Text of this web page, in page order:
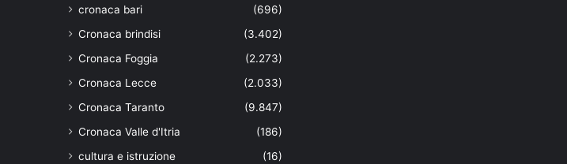
cronaca bari
(696)
Cronaca brindisi
(3.402)
Cronaca Foggia
(2.273)
Cronaca Lecce
(2.033)
Cronaca Taranto
(9.847)
Cronaca Valle d'Itria
(186)
cultura e istruzione
(16)